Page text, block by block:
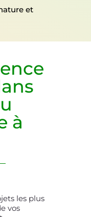
et
à
les plus
vos